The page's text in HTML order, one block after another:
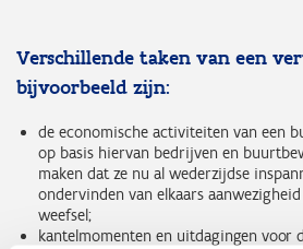
Verschillende taken van een
bijvoorbeeld zijn:
de economische activiteiten van een
op basis hiervan bedrijven en
maken dat ze nu al wederzijdse
ondervinden van elkaars
weefsel;
kantelmomenten en uitdagingen voor